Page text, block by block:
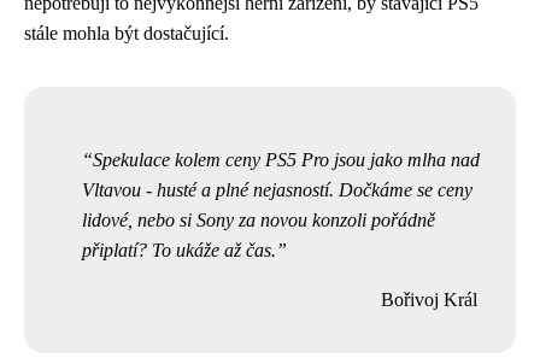
stále mohla být dostačující.
Spekulace kolem ceny PS5 Pro jsou jako mlha nad
Vltavou - husté a plné nejasností. Dočkáme se ceny
lidové, nebo si Sony za novou konzoli pořádně
připlatí? To ukáže až čas.
Bořivoj Král